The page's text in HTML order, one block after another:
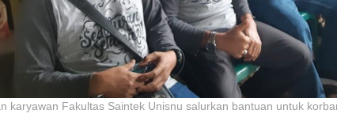
karyawan Fakultas Saintek Unisnu salurkan bantuan untuk